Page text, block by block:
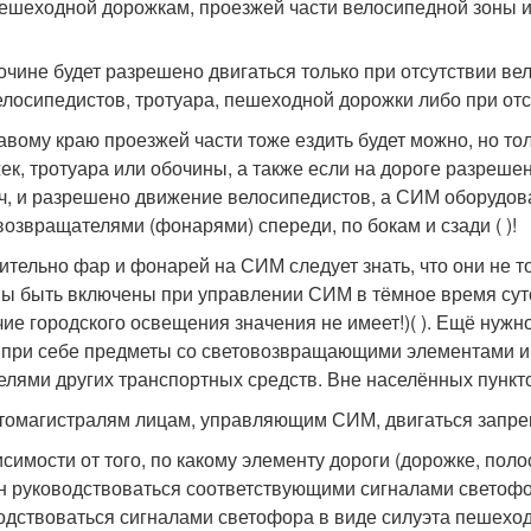
дорожкам, проезжей части велосипедной зоны
будет разрешено двигаться только при отсутствии
тротуара, пешеходной дорожки либо при
краю проезжей части тоже ездить будет можно, но
тротуара или обочины, а также если на дороге
и разрешено движение велосипедистов, а СИМ
(фонарями) спереди, по бокам и сзади ( )!
фар и фонарей на СИМ следует знать, что они не
быть включены при управлении СИМ в тёмное время
городского освещения значения не имеет!)( ). Ещё
себе предметы со световозвращающими элементами
других транспортных средств. Вне населённых
лицам, управляющим СИМ, двигаться
от того, по какому элементу дороги (дорожке,
руководствоваться соответствующими сигналами
сигналами светофора в виде силуэта